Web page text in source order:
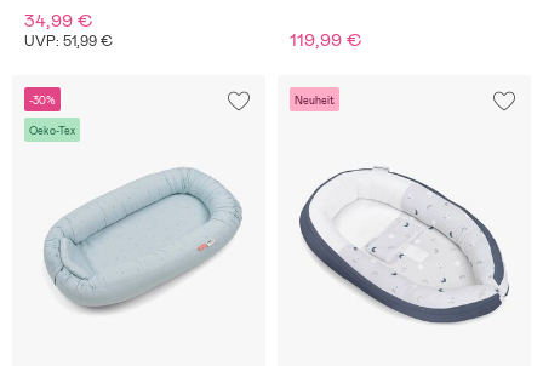
34,99 €
UVP: 51,99 € 119,99 €
-30%
Oeko-Tex
Neuheit